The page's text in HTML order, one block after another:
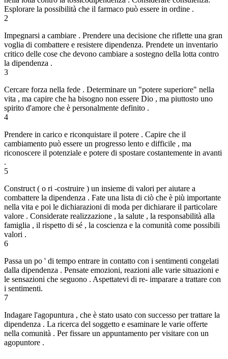
Esplorare la possibilità che il farmaco può essere in ordine .
2
Impegnarsi a cambiare . Prendere una decisione che riflette una gran
voglia di combattere e resistere dipendenza. Prendete un inventario
critico delle cose che devono cambiare a sostegno della lotta contro
la dipendenza .
3
Cercare forza nella fede . Determinare un "potere superiore" nella
vita , ma capire che ha bisogno non essere Dio , ma piuttosto uno
spirito d'amore che è personalmente definito .
4
Prendere in carico e riconquistare il potere . Capire che il
cambiamento può essere un progresso lento e difficile , ma
riconoscere il potenziale e potere di spostare costantemente in avanti
.
5
Construct ( o ri -costruire ) un insieme di valori per aiutare a
combattere la dipendenza . Fate una lista di ciò che è più importante
nella vita e poi le dichiarazioni di moda per dichiarare il particolare
valore . Considerate realizzazione , la salute , la responsabilità alla
famiglia , il rispetto di sé , la coscienza e la comunità come possibili
valori .
6
Passa un po ' di tempo entrare in contatto con i sentimenti congelati
dalla dipendenza . Pensate emozioni, reazioni alle varie situazioni e
le sensazioni che seguono . Aspettatevi di re- imparare a trattare con
i sentimenti.
7
Indagare l'agopuntura , che è stato usato con successo per trattare la
dipendenza . La ricerca del soggetto e esaminare le varie offerte
nella comunità . Per fissare un appuntamento per visitare con un
agopuntore .